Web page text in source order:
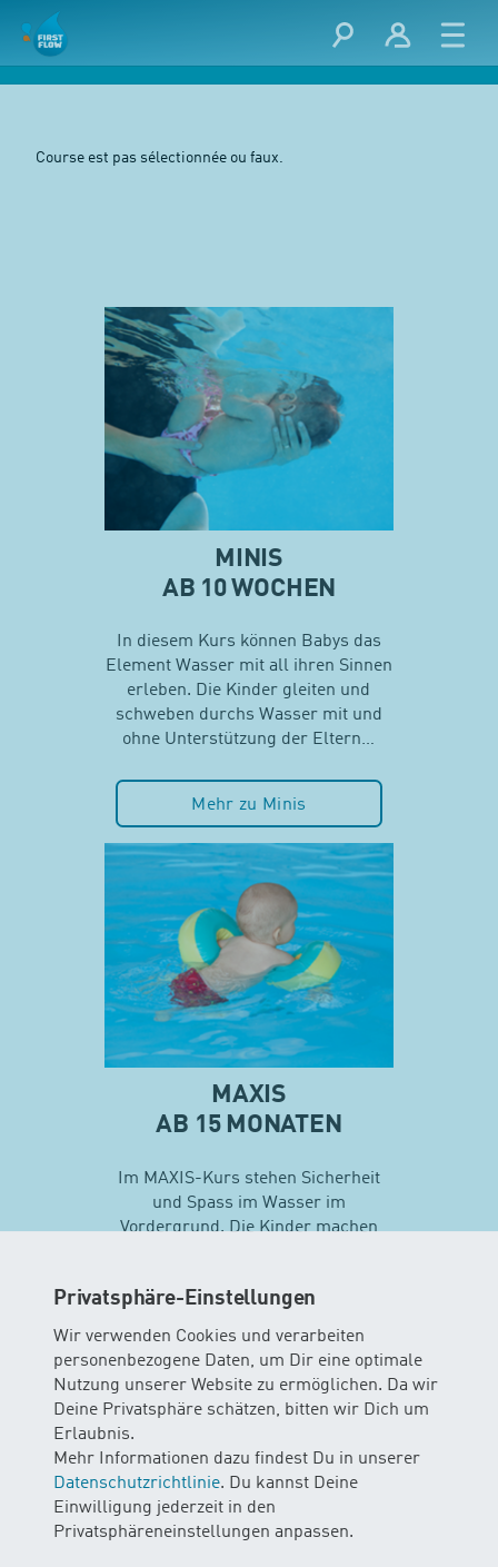
Privatsphäre-Einstellungen
Wir verwenden Cookies und verarbeiten
personenbezogene Daten, um Dir eine optimale
Nutzung unserer Website zu ermöglichen. Da wir
Deine Privatsphäre schätzen, bitten wir Dich um
Erlaubnis.
Mehr Informationen dazu findest Du in unserer
Datenschutzrichtlinie. Du kannst Deine
Einwilligung jederzeit in den
Privatsphäreneinstellungen anpassen.
Course est pas sélectionnée ou faux.
MINIS
AB 10 WOCHEN
In diesem Kurs können Babys das
Element Wasser mit all ihren Sinnen
erleben. Die Kinder gleiten und
schweben durchs Wasser mit und
ohne Unterstützung der Eltern…
Mehr zu Minis
MAXIS
AB 15 MONATEN
Im MAXIS-Kurs stehen Sicherheit
und Spass im Wasser im
Vordergrund. Die Kinder machen
Schwimmtechniken…
Mehr zu Maxis